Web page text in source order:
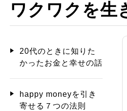
ワクワクを生
20代のときに知りた
かったお金と幸せの話
happy moneyを引き
寄せる７つの法則